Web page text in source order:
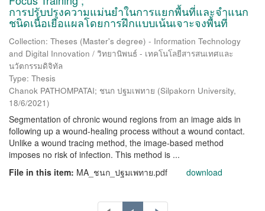
การปรับปรุงความแม่นยำในการแยกพื้นที่และจำแนก
ชนิดเนื้อเยื่อแผลโดยการฝึกแบบเน้นเจาะจงพื้นที่
Collection: Theses (Master's degree) - Information Technology
and Digital Innovation / วิทยานิพนธ์ - เทคโนโลยีสารสนเทศและ
นวัตกรรมดิจิทัล
Type: Thesis
Chanok PATHOMPATAI; ชนก ปฐมเพทาย (Silpakorn University,
18/6/2021)
Segmentation of chronic wound regions from an image aids in
following up a wound-healing process without a wound contact.
Unlike a wound tracing method, the image-based method
imposes no risk of infection. This method is ...
File in this item: MA_ชนก_ปฐมเพทาย.pdf download